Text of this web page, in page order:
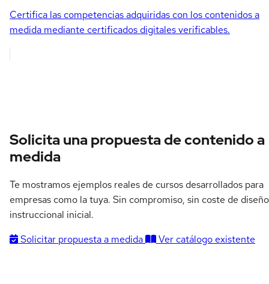
Certifica las competencias adquiridas con los contenidos a
medida mediante certificados digitales verificables.
Solicita una propuesta de contenido a
medida
Te mostramos ejemplos reales de cursos desarrollados para
empresas como la tuya. Sin compromiso, sin coste de diseño
instruccional inicial.
Solicitar propuesta a medida
Ver catálogo existente